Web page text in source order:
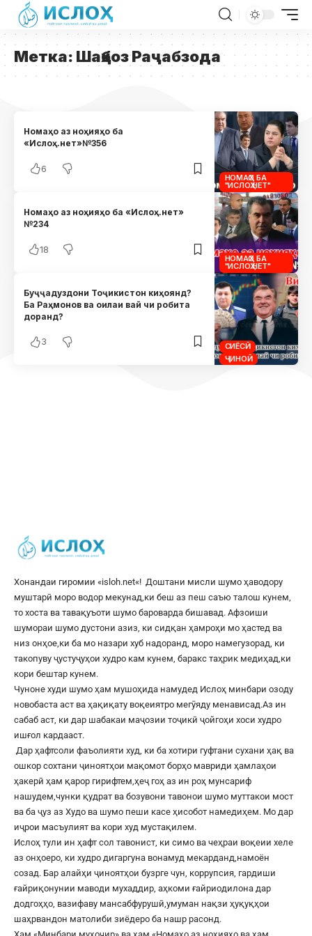
Метка: Шаҳбоз Раҷабзода
НОМАҲО БА
"ИСЛОҲ.НЕТ"
Номаҳо аз ноҳияҳо ба
«Ислоҳ.нет»№356
6
НОМАҲО БА
"ИСЛОҲ.НЕТ"
Номаҳо аз ноҳияҳо ба «Ислоҳ.нет»
№234
18
СИЁСӢ
ҶИНОӢ
Буҷҷадуздони Тоҷикистон киҳоянд?
Ба Раҳмонов ва оилаи вай чи робита
доранд?
3
Хонандаи гиромии «isloh.net«! Доштани мисли шумо ҳаводору
муштарӣ моро водор мекунад,ки беш аз пеш саъю талош кунем,
то хоста ва тавақуъоти шумо бароварда бишавад. Афзоиши
шумораи шумо дустони азиз, ки сидқан ҳамроҳи мо ҳастед ва
низ онҳое,ки ба мо назари хуб надоранд, моро намегузорад, ки
такопуву ҷустуҷуҳои худро кам кунем, баракс таҳрик медиҳад,ки
кори бештар кунем.
Чуноне худи шумо ҳам мушоҳида намудед Ислоҳ минбари озоду
новобаста аст ва ҳақиқату воқеиятро мегӯяду менависад.Аз ин
сабаб аст, ки дар шабакаи маҷозии тоҷикӣ ҷойгоҳи хоси худро
ишғол кардааст.
Дар ҳафтсоли фаъолияти худ, ки ба хотири гуфтани сухани ҳақ ва
ошкор сохтани ҷиноятҳои мақомот борҳо мавриди ҳамлаҳои
ҳакерӣ ҳам қарор гирифтем,ҳеҷ гоҳ аз ин роҳ мунсариф
нашудем,чунки қудрат ва бозувони тавонои шумо муттакои мост
ва ба ҷуз аз Худо ва шумо пеши касе ҳисобот намедиҳем. Мо дар
иҷрои масъулият ва кори худ мустақилем.
Ислоҳ тули ин ҳафт сол тавонист, ки симо ва чеҳраи воқеии хеле
аз онҳоеро, ки худро дигаргуна вонамуд мекарданд,намоён
созад. Бар алайҳи ҷиноятҳои бузрге чун, коррупсия, гардиши
ғайриқонунии маводи мухаддир, аҳкоми ғайриодилона дар
додгоҳҳо, вазифаву мансабфурушӣ,умуман нақзи ҳуқуқҳои
шаҳрвандон матолиби зиёдеро ба нашр расонд.